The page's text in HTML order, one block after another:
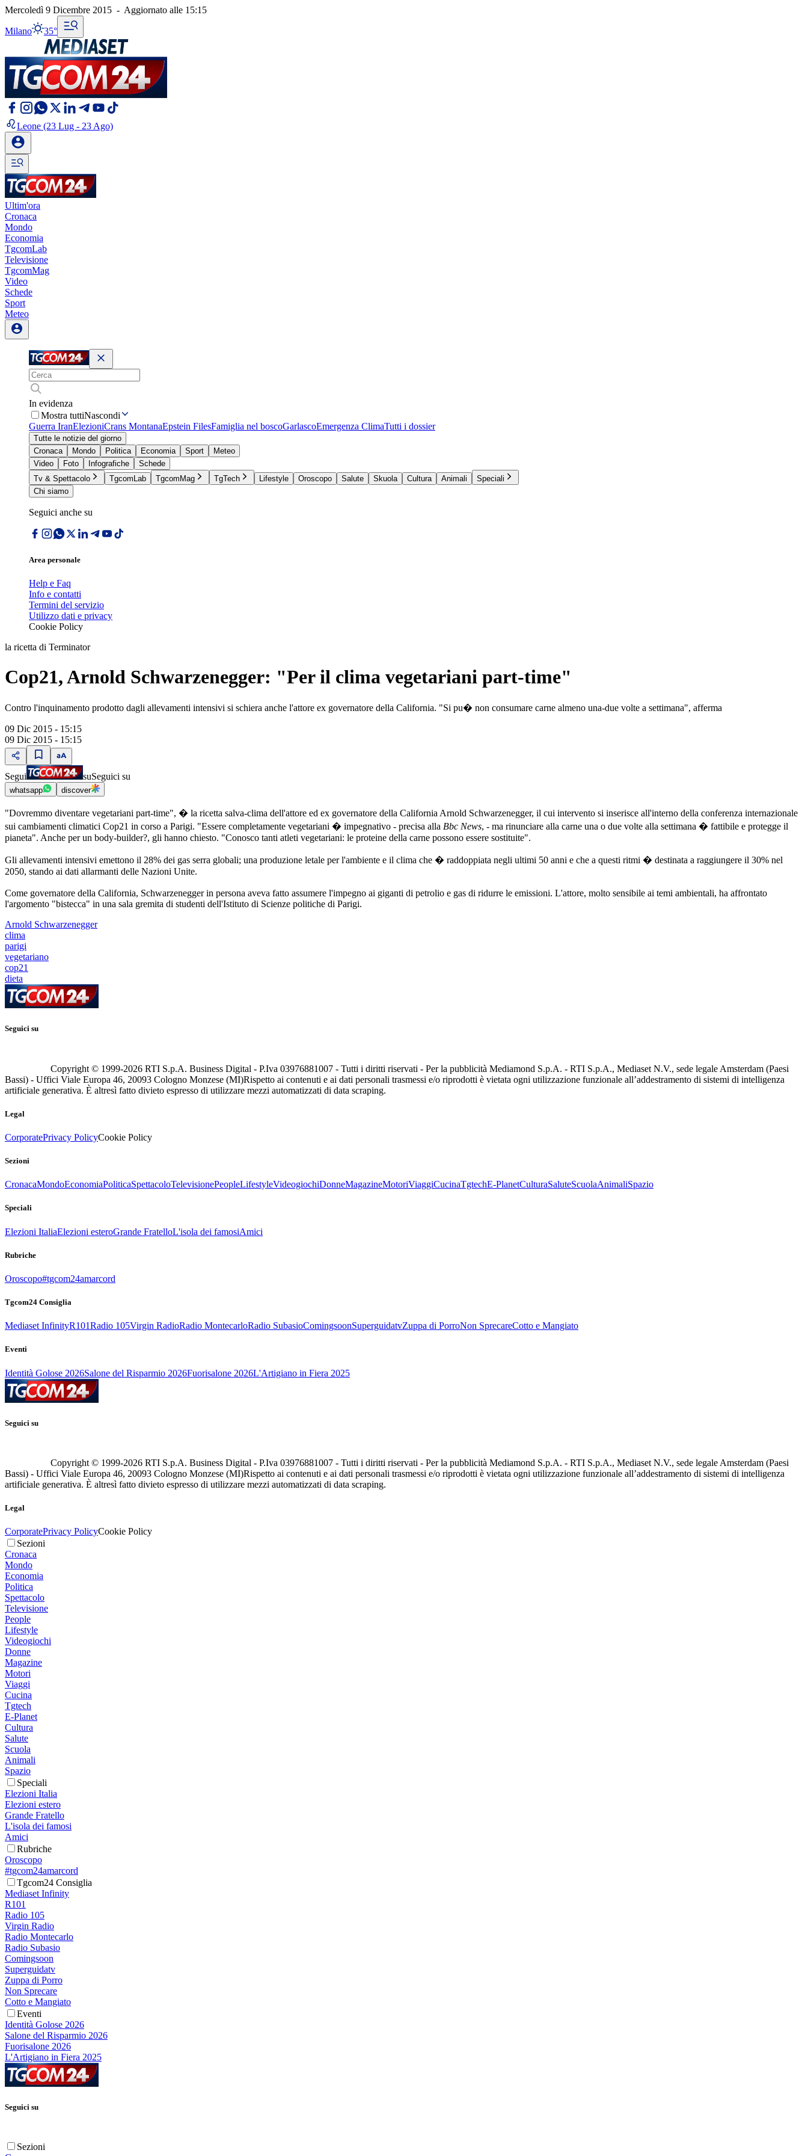
Mercoledì 9 Dicembre 2015 - Aggiornato alle 15:15
Milano 35°
Leone (23 Lug - 23 Ago)
Ultim'ora
Cronaca
Mondo
Economia
TgcomLab
Televisione
TgcomMag
Video
Schede
Sport
Meteo
In evidenza
Mostra tuttiNascondi
Guerra IranElezioniCrans MontanaEpstein FilesFamiglia nel boscoGarlascoEmergenza ClimaTutti i dossier
Tutte le notizie del giorno
Cronaca
Mondo Politica Economia Sport
Meteo
Video
Foto Infografiche
Schede
Tv & Spettacolo
TgcomLab TgcomMag TgTech Lifestyle Oroscopo Salute Skuola Cultura Animali
Speciali
Chi siamo
Seguici anche su
Area personale
Help e Faq
Info e contatti
Termini del servizio
Utilizzo dati e privacy
Cookie Policy
la ricetta di Terminator
Cop21, Arnold Schwarzenegger: "Per il clima vegetariani part-time"
Contro l'inquinamento prodotto dagli allevamenti intensivi si schiera anche l'attore ex governatore della California. "Si pu� non consumare carne almeno una-due volte a settimana", afferma
09 Dic 2015 - 15:15
09 Dic 2015 - 15:15
Segui suSeguici su
whatsapp discover
"Dovremmo diventare vegetariani part-time", � la ricetta salva-clima dell'attore ed ex governatore della California Arnold Schwarzenegger, il cui intervento si inserisce all'interno della conferenza internazionale
sui cambiamenti climatici Cop21 in corso a Parigi. "Essere completamente vegetariani � impegnativo - precisa alla Bbc News, - ma rinunciare alla carne una o due volte alla settimana � fattibile e protegge il
pianeta". Anche per un body-builder?, gli hanno chiesto. "Conosco tanti atleti vegetariani: le proteine della carne possono essere sostituite".
Gli allevamenti intensivi emettono il 28% dei gas serra globali; una produzione letale per l'ambiente e il clima che � raddoppiata negli ultimi 50 anni e che a questi ritmi � destinata a raggiungere il 30% nel
2050, stando ai dati allarmanti delle Nazioni Unite.
Come governatore della California, Schwarzenegger in persona aveva fatto assumere l'impegno ai giganti di petrolio e gas di ridurre le emissioni. L'attore, molto sensibile ai temi ambientali, ha affrontato
l'argomento "bistecca" in una sala gremita di studenti dell'Istituto di Scienze politiche di Parigi.
Arnold Schwarzenegger
clima
parigi
vegetariano
cop21
dieta
Seguici su
Copyright © 1999-2026 RTI S.p.A. Business Digital - P.Iva 03976881007 - Tutti i diritti riservati - Per la pubblicità Mediamond S.p.A. - RTI S.p.A., Mediaset N.V., sede legale Amsterdam (Paesi
Bassi) - Uffici Viale Europa 46, 20093 Cologno Monzese (MI)Rispetto ai contenuti e ai dati personali trasmessi e/o riprodotti è vietata ogni utilizzazione funzionale all’addestramento di sistemi di intelligenza
artificiale generativa. È altresì fatto divieto espresso di utilizzare mezzi automatizzati di data scraping.
Legal
CorporatePrivacy PolicyCookie Policy
Sezioni
CronacaMondoEconomiaPoliticaSpettacoloTelevisionePeopleLifestyleVideogiochiDonneMagazineMotoriViaggiCucinaTgtechE-PlanetCulturaSaluteScuolaAnimaliSpazio
Speciali
Elezioni ItaliaElezioni esteroGrande FratelloL'isola dei famosiAmici
Rubriche
Oroscopo#tgcom24amarcord
Tgcom24 Consiglia
Mediaset InfinityR101Radio 105Virgin RadioRadio MontecarloRadio SubasioComingsoonSuperguidatvZuppa di PorroNon SprecareCotto e Mangiato
Eventi
Identità Golose 2026Salone del Risparmio 2026Fuorisalone 2026L'Artigiano in Fiera 2025
Seguici su
Copyright © 1999-2026 RTI S.p.A. Business Digital - P.Iva 03976881007 - Tutti i diritti riservati - Per la pubblicità Mediamond S.p.A. - RTI S.p.A., Mediaset N.V., sede legale Amsterdam (Paesi
Bassi) - Uffici Viale Europa 46, 20093 Cologno Monzese (MI)Rispetto ai contenuti e ai dati personali trasmessi e/o riprodotti è vietata ogni utilizzazione funzionale all’addestramento di sistemi di intelligenza
artificiale generativa. È altresì fatto divieto espresso di utilizzare mezzi automatizzati di data scraping.
Legal
CorporatePrivacy PolicyCookie Policy
Sezioni
Cronaca
Mondo
Economia
Politica
Spettacolo
Televisione
People
Lifestyle
Videogiochi
Donne
Magazine
Motori
Viaggi
Cucina
Tgtech
E-Planet
Cultura
Salute
Scuola
Animali
Spazio
Speciali
Elezioni Italia
Elezioni estero
Grande Fratello
L'isola dei famosi
Amici
Rubriche
Oroscopo
#tgcom24amarcord
Tgcom24 Consiglia
Mediaset Infinity
R101
Radio 105
Virgin Radio
Radio Montecarlo
Radio Subasio
Comingsoon
Superguidatv
Zuppa di Porro
Non Sprecare
Cotto e Mangiato
Eventi
Identità Golose 2026
Salone del Risparmio 2026
Fuorisalone 2026
L'Artigiano in Fiera 2025
Seguici su
Sezioni